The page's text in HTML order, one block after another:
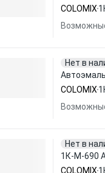
COLOMIX
Нет в
COLOMIX
Нет в
1К-М-690
COLOMIX